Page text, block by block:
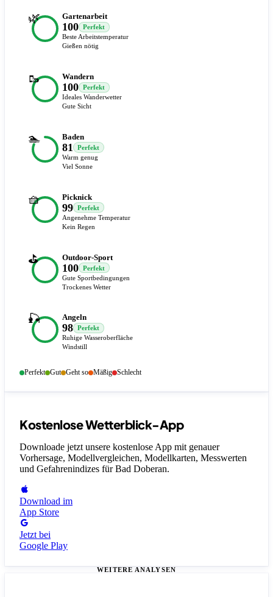
🌿 Gartenarbeit
100
Perfekt
Beste Arbeitstemperatur
Gießen nötig
🥾 Wandern
100
Perfekt
Ideales Wanderwetter
Gute Sicht
🏊 Baden
81
Perfekt
Warm genug
Viel Sonne
🧺 Picknick
99
Perfekt
Angenehme Temperatur
Kein Regen
⛳ Outdoor-Sport
100
Perfekt
Gute Sportbedingungen
Trockenes Wetter
🎣 Angeln
98
Perfekt
Ruhige Wasseroberfläche
Windstill
Perfekt Gut Geht so Mäßig Schlecht
Kostenlose Wetterblick-App
Downloade jetzt unsere kostenlose App mit genauer
Vorhersage, Modellvergleichen, Modellkarten, Messwerten
und Gefahrenindizes für Bad Doberan.
Download im
App Store
Jetzt bei
Google Play
WEITERE ANALYSEN